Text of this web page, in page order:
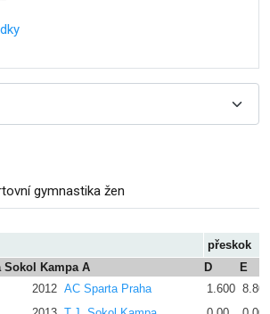
gymnastika žen
přeskok
Sokol Kampa A D
E
2012 AC Sparta Praha 1.600 8.800